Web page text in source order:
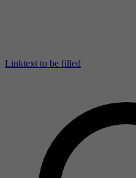
Linktext to be filled